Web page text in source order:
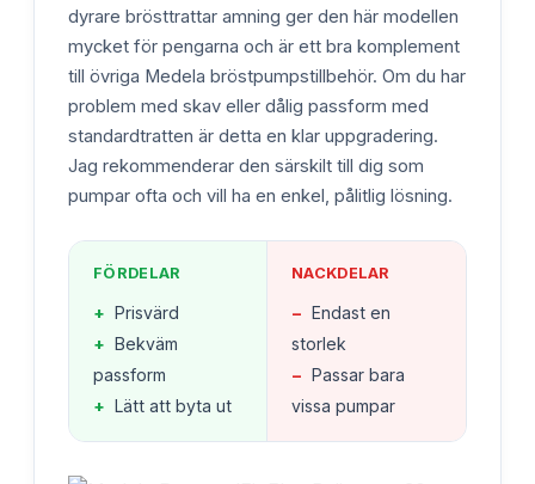
dyrare brösttrattar amning ger den här modellen
mycket för pengarna och är ett bra komplement
till övriga Medela bröstpumpstillbehör. Om du har
problem med skav eller dålig passform med
standardtratten är detta en klar uppgradering.
Jag rekommenderar den särskilt till dig som
pumpar ofta och vill ha en enkel, pålitlig lösning.
FÖRDELAR
+ Prisvärd
+ Bekväm
passform
+ Lätt att byta ut
NACKDELAR
− Endast en
storlek
− Passar bara
vissa pumpar